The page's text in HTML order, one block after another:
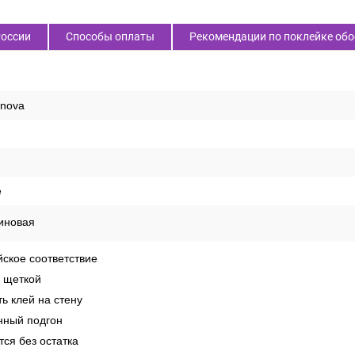
Способы оплаты Рекомендации по поклейке
соответствие
клей на стену
подгон
без остатка